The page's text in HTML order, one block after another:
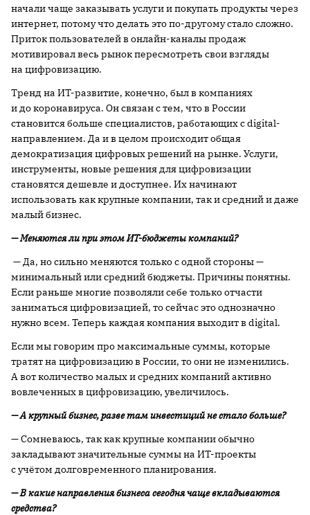
начали чаще заказывать услуги и покупать продукты через
интернет, потому что делать это по-другому стало сложно.
Приток пользователей в онлайн-каналы продаж
мотивировал весь рынок пересмотреть свои взгляды
на цифровизацию.
Тренд на ИТ-развитие, конечно, был в компаниях
и до коронавируса. Он связан с тем, что в России
становится больше специалистов, работающих с digital-
направлением. Да и в целом происходит общая
демократизация цифровых решений на рынке. Услуги,
инструменты, новые решения для цифровизации
становятся дешевле и доступнее. Их начинают
использовать как крупные компании, так и средний и даже
малый бизнес.
— Меняются ли при этом ИТ-бюджеты компаний?
— Да, но сильно меняются только с одной стороны —
минимальный или средний бюджеты. Причины понятны.
Если раньше многие позволяли себе только отчасти
заниматься цифровизацией, то сейчас это однозначно
нужно всем. Теперь каждая компания выходит в digital.
Если мы говорим про максимальные суммы, которые
тратят на цифровизацию в России, то они не изменились.
А вот количество малых и средних компаний активно
вовлеченных в цифровизацию, увеличилось.
— А крупный бизнес, разве там инвестиций не стало больше?
— Сомневаюсь, так как крупные компании обычно
закладывают значительные суммы на ИТ-проекты
с учётом долговременного планирования.
— В какие направления бизнеса сегодня чаще вкладываются
средства?